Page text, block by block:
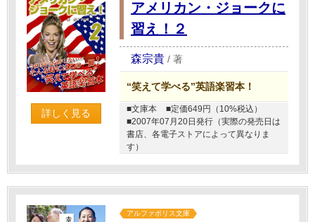
詳しく見る
アメリカン・ジョークに
習え！２
森宗貴 / 著
“笑えて学べる”英語楽習本！
■文庫本
■定価649円（10%税込）
■2007年07月20日発行（実際の発売日は
書店、各電子ストアによって異なりま
す）
アルファポリス文庫